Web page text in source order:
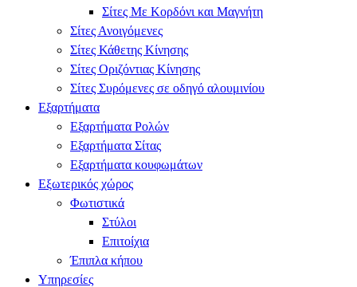
Σίτες Με Κορδόνι και Μαγνήτη
Σίτες Ανοιγόμενες
Σίτες Κάθετης Κίνησης
Σίτες Οριζόντιας Κίνησης
Σίτες Συρόμενες σε οδηγό αλουμινίου
Εξαρτήματα
Εξαρτήματα Ρολών
Εξαρτήματα Σίτας
Εξαρτήματα κουφωμάτων
Εξωτερικός χώρος
Φωτιστικά
Στύλοι
Επιτοίχια
Έπιπλα κήπου
Υπηρεσίες